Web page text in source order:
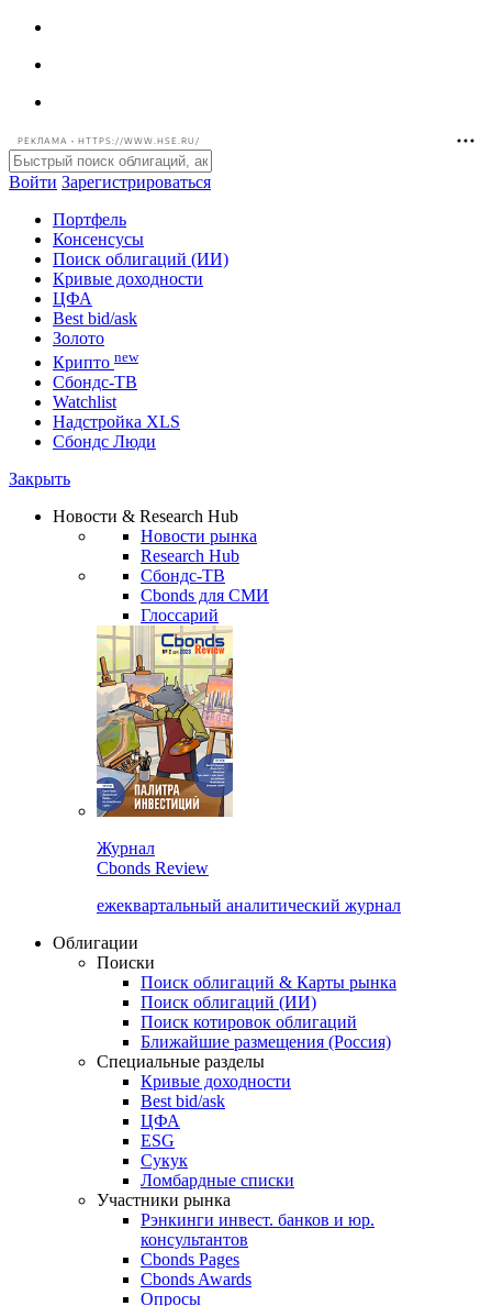
РЕКЛАМА • HTTPS://WWW.HSE.RU/
Войти Зарегистрироваться
Портфель
Консенсусы
Поиск облигаций (ИИ)
Кривые доходности
ЦФА
Best bid/ask
Золото
Крипто new
Watchlist
Сбондс Люди
Новости & Research Hub
Новости рынка
Research Hub
Сбондс-ТВ
Cbonds для СМИ
Глоссарий
Cbonds Review
ежеквартальный аналитический журнал
Облигации
Поиски
Поиск облигаций & Карты рынка
Поиск облигаций (ИИ)
Поиск котировок облигаций
Ближайшие размещения (Россия)
Специальные разделы
Кривые доходности
Best bid/ask
ЦФА
ESG
Сукук
Ломбардные списки
Участники рынка
Рэнкинги инвест. банков и юр.